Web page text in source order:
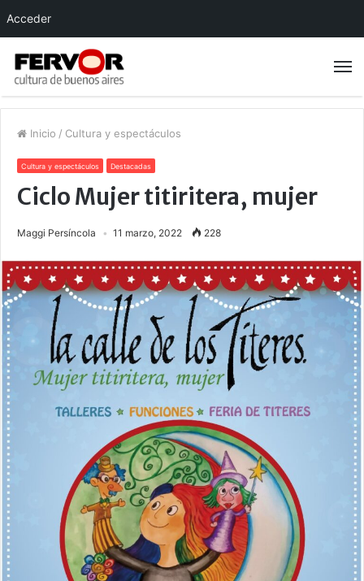
Inicio / Cultura y espectáculos
Cultura y espectáculos Destacadas
Ciclo Mujer titiritera, mujer
Maggi Persíncola 11 marzo, 2022 228
Acceder